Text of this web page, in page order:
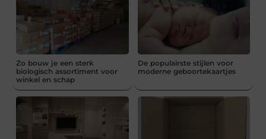
Zo bouw je een sterk
biologisch assortiment voor
winkel en schap
De populairste stijlen voor
moderne geboortekaartjes